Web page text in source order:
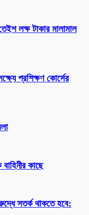
লক্ষ টাকার মালামাল
প্রশিক্ষণ কোর্সের
কাছে
সতর্ক থাকতে হবে: